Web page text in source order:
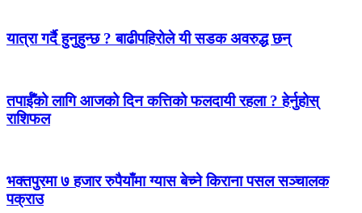
यात्रा गर्दै हुनुहुन्छ ? बाढीपहिरोले यी सडक अवरुद्ध छन्
तपाईँको लागि आजको दिन कत्तिको फलदायी रहला ? हेर्नुहोस्
राशिफल
भक्तपुरमा ७ हजार रुपैयाँमा ग्यास बेच्ने किराना पसल सञ्चालक
पक्राउ